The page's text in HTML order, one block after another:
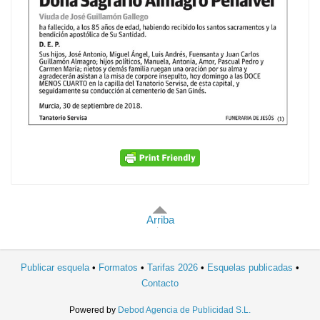
Arriba
Publicar esquela Formatos Tarifas 2026
Esquelas publicadas
Contacto
Powered by Debod Agencia de Publicidad S.L.